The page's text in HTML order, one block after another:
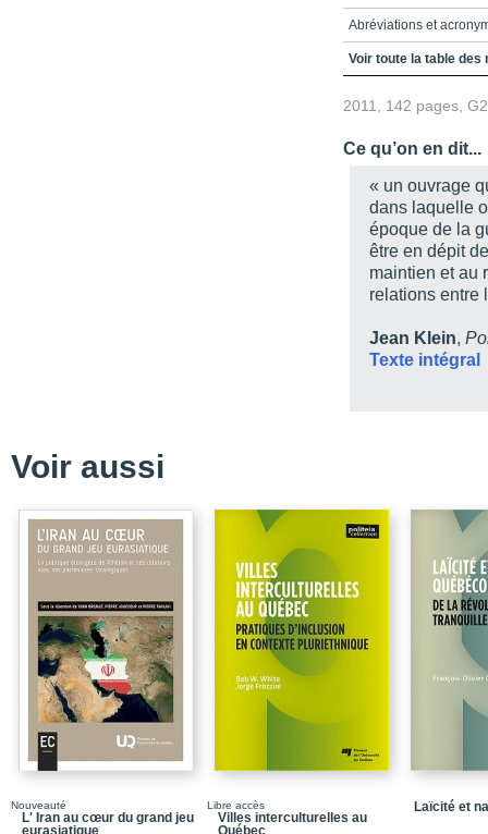
Abréviations et
Introduction
Chapitre 3 - Les deux
Chapitre 4 - Le
Chapitre 5 - Le
Conclusion
Chronologie
Bibliographie
Index
Voir toute la table des
2011, 142 pages,
Ce qu’on en dit...
« un ouvrage
dans laquelle
époque de la
être en dépit
maintien et au
relations entre
Jean Klein,
Texte intégral
Voir aussi
Nouveauté
L' Iran au cœur du grand jeu
eurasiatique
Libre accès
Villes interculturelles au
Québec
Laïcité et